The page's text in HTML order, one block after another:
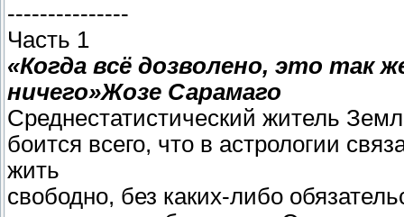
---------------
Часть 1
«Когда всё дозволено, это так
ничего»Жозе Сарамаго
Среднестатистический житель
боится всего, что в астрологии
жить
свободно, без каких-либо